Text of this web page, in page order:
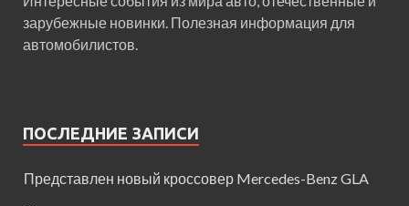
зарубежные новинки. Полезная информация для
автомобилистов.
ПОСЛЕДНИЕ ЗАПИСИ
Представлен новый кроссовер Mercedes-Benz GLA